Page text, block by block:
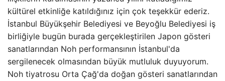
kültürel etkinliğe katıldığınız için çok teşekkür ederiz.
İstanbul Büyükşehir Belediyesi ve Beyoğlu Belediyesi iş
birliğiyle bugün burada gerçekleştirilen Japon gösteri
sanatlarından Noh performansının İstanbul'da
sergilenecek olmasından büyük mutluluk duyuyorum.
Noh tiyatrosu Orta Çağ'da doğan gösteri sanatlarından